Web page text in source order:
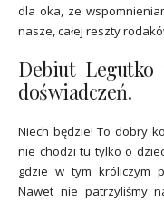
dla oka, ze
nasze, całej reszty
Debiut Legutko
doświadczeń.
Niech będzie! To dobry
nie chodzi tu tylko o
gdzie w tym króliczym
Nawet nie patrzyliśmy